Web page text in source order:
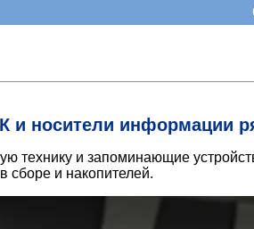
и носители информации
технику и запоминающие
сборе и накопителей.